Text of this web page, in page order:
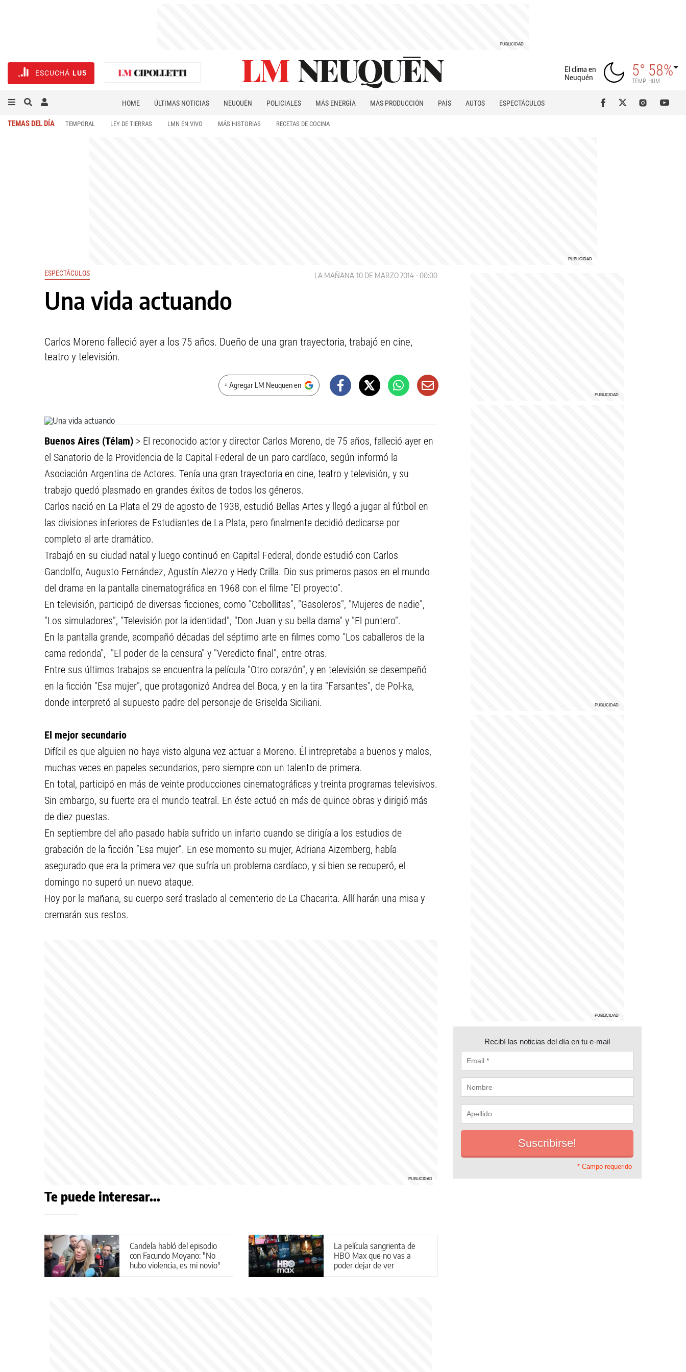
ESCUCHÁ LU5
El clima en
Neuquén
5°
TEMP
58%
HUM
HOME ÚLTIMAS NOTICIAS NEUQUÉN POLICIALES MÁS ENERGÍA MÁS PRODUCCIÓN PAÍS AUTOS
ESPECTÁCULOS
TEMAS DEL DÍA TEMPORAL LEY DE TIERRAS LMN EN VIVO MÁS HISTORIAS RECETAS DE COCINA
ESPECTÁCULOS LA MAÑANA 10 DE MARZO 2014 - 00:00
Una vida actuando
Carlos Moreno falleció ayer a los 75 años. Dueño de una gran trayectoria, trabajó en cine,
teatro y televisión.
+ Agregar LM Neuquen en
Buenos Aires (Télam) > El reconocido actor y director Carlos Moreno, de 75 años, falleció ayer en
el Sanatorio de la Providencia de la Capital Federal de un paro cardíaco, según informó la
Asociación Argentina de Actores. Tenía una gran trayectoria en cine, teatro y televisión, y su
trabajo quedó plasmado en grandes éxitos de todos los géneros.
Carlos nació en La Plata el 29 de agosto de 1938, estudió Bellas Artes y llegó a jugar al fútbol en
las divisiones inferiores de Estudiantes de La Plata, pero finalmente decidió dedicarse por
completo al arte dramático.
Trabajó en su ciudad natal y luego continuó en Capital Federal, donde estudió con Carlos
Gandolfo, Augusto Fernández, Agustín Alezzo y Hedy Crilla. Dio sus primeros pasos en el mundo
del drama en la pantalla cinematográfica en 1968 con el filme "El proyecto".
En televisión, participó de diversas ficciones, como "Cebollitas", "Gasoleros", "Mujeres de nadie",
"Los simuladores", "Televisión por la identidad", "Don Juan y su bella dama" y "El puntero".
En la pantalla grande, acompañó décadas del séptimo arte en filmes como "Los caballeros de la
cama redonda", "El poder de la censura" y "Veredicto final", entre otras.
Entre sus últimos trabajos se encuentra la película "Otro corazón", y en televisión se desempeñó
en la ficción "Esa mujer", que protagonizó Andrea del Boca, y en la tira "Farsantes", de Pol-ka,
donde interpretó al supuesto padre del personaje de Griselda Siciliani.
El mejor secundario
Difícil es que alguien no haya visto alguna vez actuar a Moreno. Él intrepretaba a buenos y malos,
muchas veces en papeles secundarios, pero siempre con un talento de primera.
En total, participó en más de veinte producciones cinematográficas y treinta programas televisivos.
Sin embargo, su fuerte era el mundo teatral. En éste actuó en más de quince obras y dirigió más
de diez puestas.
En septiembre del año pasado había sufrido un infarto cuando se dirigía a los estudios de
grabación de la ficción “Esa mujer”. En ese momento su mujer, Adriana Aizemberg, había
asegurado que era la primera vez que sufría un problema cardíaco, y si bien se recuperó, el
domingo no superó un nuevo ataque.
Hoy por la mañana, su cuerpo será traslado al cementerio de La Chacarita. Allí harán una misa y
cremarán sus restos.
Te puede interesar...
Candela habló del episodio
con Facundo Moyano: "No
hubo violencia, es mi novio"
La película sangrienta de
HBO Max que no vas a
poder dejar de ver
Recibí las noticias del día en tu e-mail
* Campo requerido